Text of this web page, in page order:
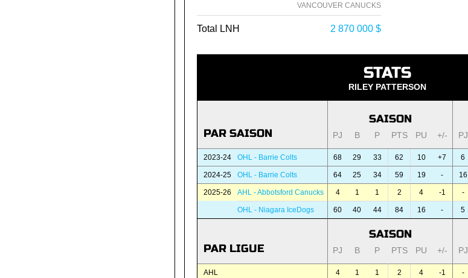
VANCOUVER CANUCKS
Total LNH 2 870 000 $
STATS
RILEY PATTERSON
PAR SAISON
SAISON
PJ B P PTS PU +/- PJ
2023-24 OHL - Barrie Colts 68 29 33 62 10 +7 6
2024-25 OHL - Barrie Colts 64 25 34 59 19 - 16
2025-26 AHL - Abbotsford Canucks 4 1 1 2 4 -1 -
OHL - Niagara IceDogs 60 40 44 84 16 - 5
PAR LIGUE
SAISON
PJ B P PTS PU +/- PJ
AHL 4 1 1 2 4 -1 -